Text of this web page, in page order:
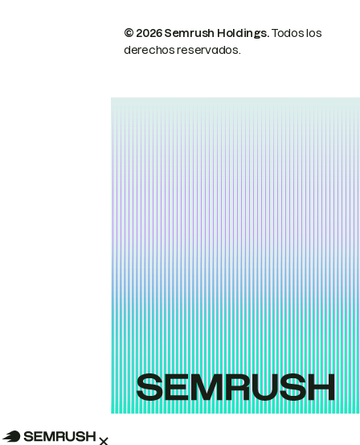
© 2026 Semrush Holdings.Todos los
derechos reservados.